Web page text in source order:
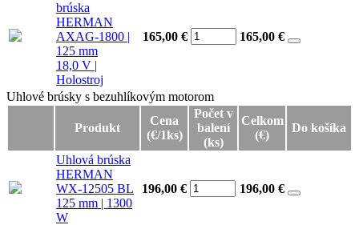
brúska
HERMAN
AXAG-1800 |
125 mm
18,0 V |
Holostroj
165,00 € 165,00 €
Uhlové brúsky s bezuhlíkovým motorom
Uhlové brúsky s bezuhlíkovým motorom
Produkt
Cena
(€/1ks)
Počet v
balení
(ks)
Celkom
(€)
Do košíka
Uhlová brúska
HERMAN
WX-12505 BL
125 mm | 1300
W
196,00 € 196,00 €